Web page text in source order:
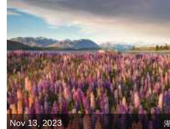
Nov 13, 2023